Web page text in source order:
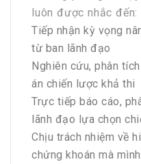
luôn được nhắc đến:
Tiếp nhận kỳ vọng
từ ban lãnh đạo
Nghiên cứu, phân
án chiến lược khả thi
Trực tiếp báo cáo,
lãnh đạo lựa chọn
Chịu trách nhiệm về
chứng khoán mà mình